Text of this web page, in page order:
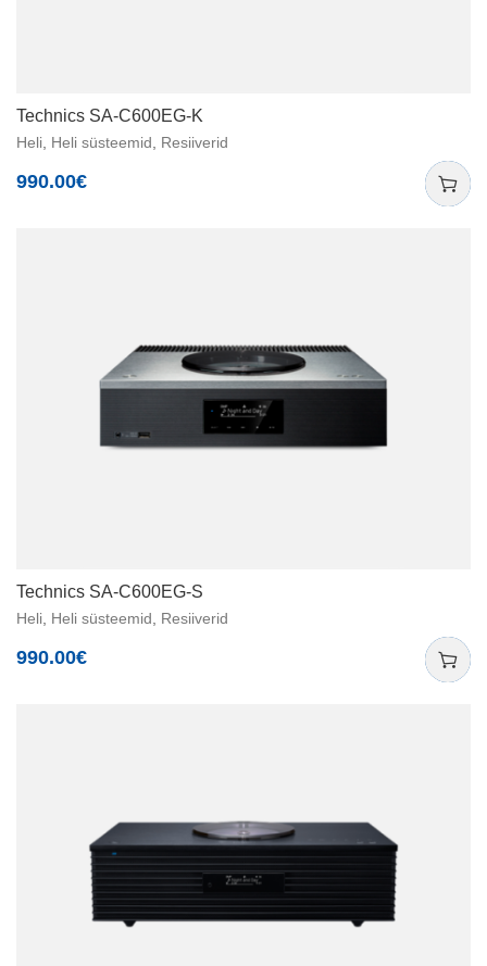
Technics SA-C600EG-K
Heli Heli süsteemid Resiiverid
990.00€
Technics SA-C600EG-S
Heli Heli süsteemid Resiiverid
990.00€